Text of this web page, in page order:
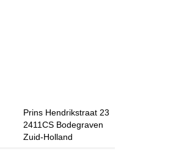
Prins Hendrikstraat 23
2411CS Bodegraven
Zuid-Holland